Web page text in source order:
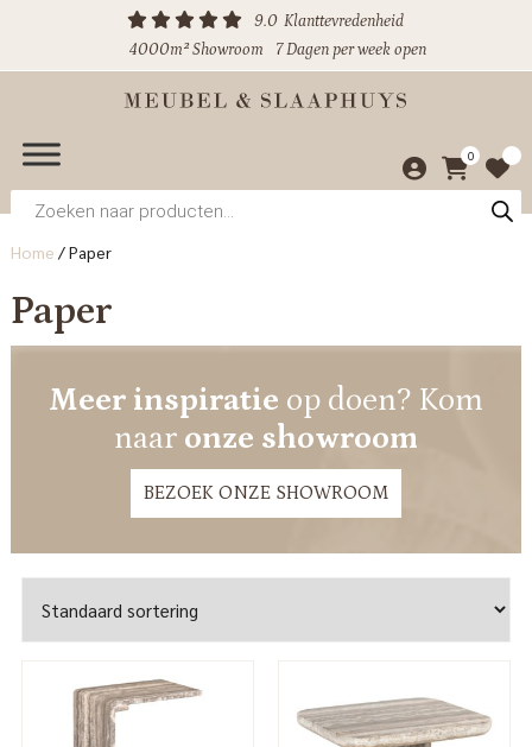
9.0 Klanttevredenheid
4000m² Showroom
7 Dagen per week open
0
Producten
zoeken
Home /Paper
Paper
Meer inspiratie op doen? Kom
naar onze showroom
BEZOEK ONZE SHOWROOM